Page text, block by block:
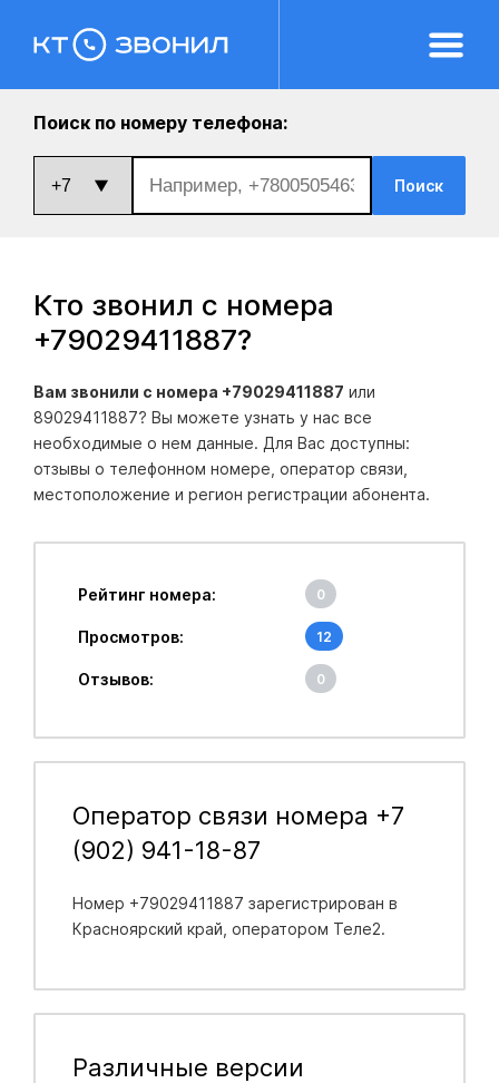
Поиск по номеру телефона:
Поиск
Кто звонил с номера
+79029411887?
Вам звонили с номера +79029411887 или
89029411887? Вы можете узнать у нас все
необходимые о нем данные. Для Вас доступны:
отзывы о телефонном номере, оператор связи,
местоположение и регион регистрации абонента.
Рейтинг номера: 0
Просмотров: 12
Отзывов: 0
Оператор связи номера +7
(902) 941-18-87
Номер +79029411887 зарегистрирован в
Красноярский край , оператором Теле2.
Различные версии